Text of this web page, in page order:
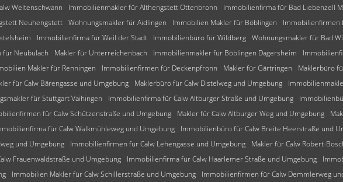
Weltenschwann Immobilienmakler für Althengstett Ottenbronn Immobilienfirma für Bad Liebenzell
Neuhengstett Wohnungsmakler für Aidlingen Immobilien Makler für Böblingen Immobilienfirmen
Immobilienfirma für Weil der Stadt Immobilienbüro für Wildberg Wohnungsmakler für Bad
Neubulach Makler für Unterreichenbach Immobilienmakler für Böblingen Dagersheim
Makler für Renningen Immobilienfirmen für Deckenpfronn Makler für Gärtringen Maklerbüro
für Calw Bärengasse und Umgebung Maklerbüro für Calw Distelweg und Umgebung
für Stuttgart Vaihingen Immobilienfirma für Calw Altburger Straße und Umgebung
für Calw Schützenstraße und Umgebung Makler für Calw Altburger Weg und Umgebung
für Calw Walkmühleweg und Umgebung Immobilienbüro für Calw Breite Heerstraße und
und Umgebung
Immobilienfirmen für Calw Lehengasse und Umgebung Makler für Calw Robert-
Frauenwaldstraße und Umgebung Immobilienfirma für Calw Haarlemer Straße und Umgebung
Immobilien Makler für Calw Schillerstraße und Umgebung Immobilienfirmen für Calw Demmlerweg